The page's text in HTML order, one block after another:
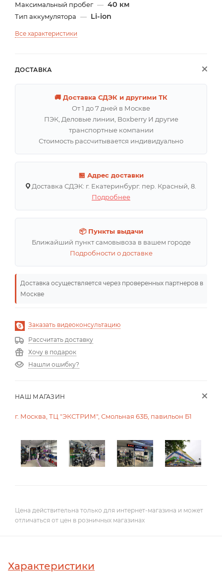
Максимальный пробег — 40 км
Тип аккумулятора — Li-ion
Все характеристики
ДОСТАВКА
🚚 Доставка СДЭК и другими ТК
От 1 до 7 дней в Москве
ПЭК, Деловые линии, Boxberry И другие
транспортные компании
Стоимость рассчитывается индивидуально
🏪 Адрес доставки
Доставка СДЭК: г. Екатеринбург. пер. Красный, 8.
Подробнее
📦 Пункты выдачи
Ближайший пункт самовывоза в вашем городе
Подробности о доставке
Доставка осуществляется через проверенных партнеров в
Москве
Заказать видеоконсультацию
Рассчитать доставку
Хочу в подарок
Нашли ошибку?
НАШ МАГАЗИН
г. Москва, ТЦ "ЭКСТРИМ", Смольная 63Б, павильон Б1
Цена действительна только для интернет-магазина и может
отличаться от цен в розничных магазинах
Характеристики